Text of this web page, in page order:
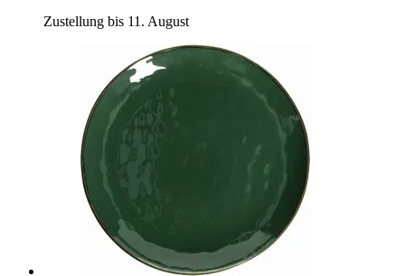
Zustellung bis 11. August